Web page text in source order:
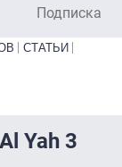
Подписка
СТАТЬИ
Yah 3